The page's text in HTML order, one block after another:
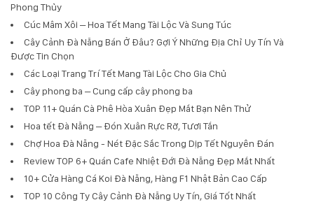
Phong Thủy
Cúc Mâm Xôi – Hoa Tết Mang Tài Lộc Và Sung Túc
Cây Cảnh Đà Nẵng Bán Ở Đâu? Gợi Ý Những Địa Chỉ Uy Tín Và
Được Tin Chọn
Các Loại Trang Trí Tết Mang Tài Lộc Cho Gia Chủ
Cây phong ba – Cung cấp cây phong ba
TOP 11+ Quán Cà Phê Hòa Xuân Đẹp Mắt Bạn Nên Thử
Hoa tết Đà Nẵng – Đón Xuân Rực Rỡ, Tươi Tắn
Chợ Hoa Đà Nẵng - Nét Đặc Sắc Trong Dịp Tết Nguyên Đán
Review TOP 6+ Quán Cafe Nhiệt Đới Đà Nẵng Đẹp Mắt Nhất
10+ Cửa Hàng Cá Koi Đà Nẵng, Hàng F1 Nhật Bản Cao Cấp
TOP 10 Công Ty Cây Cảnh Đà Nẵng Uy Tín, Giá Tốt Nhất